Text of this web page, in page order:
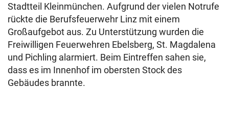
Stadtteil Kleinmünchen. Aufgrund der vielen Notrufe
rückte die Berufsfeuerwehr Linz mit einem
Großaufgebot aus. Zu Unterstützung wurden die
Freiwilligen Feuerwehren Ebelsberg, St. Magdalena
und Pichling alarmiert. Beim Eintreffen sahen sie,
dass es im Innenhof im obersten Stock des
Gebäudes brannte.